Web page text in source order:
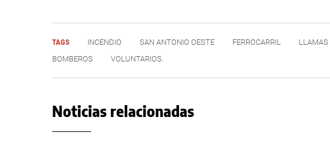
TAGS INCENDIO SAN ANTONIO OESTE FERROCARRIL LLAMAS
BOMBEROS
VOLUNTARIOS.
Noticias relacionadas